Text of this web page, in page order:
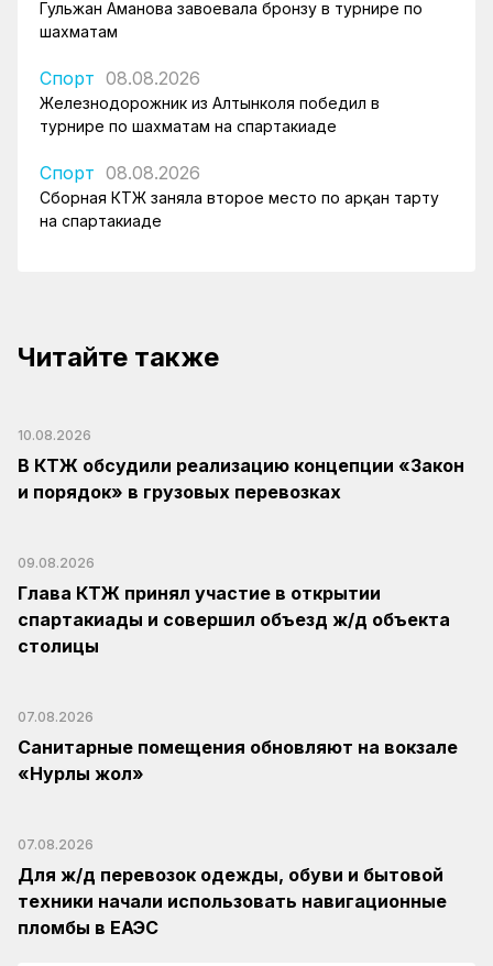
Гульжан Аманова завоевала бронзу в турнире по
шахматам
Спорт 08.08.2026
Железнодорожник из Алтынколя победил в
турнире по шахматам на спартакиаде
Спорт 08.08.2026
Сборная КТЖ заняла второе место по арқан тарту
на спартакиаде
Читайте также
10.08.2026
В КТЖ обсудили реализацию концепции «Закон
и порядок» в грузовых перевозках
09.08.2026
Глава КТЖ принял участие в открытии
спартакиады и совершил объезд ж/д объекта
столицы
07.08.2026
Санитарные помещения обновляют на вокзале
«Нурлы жол»
07.08.2026
Для ж/д перевозок одежды, обуви и бытовой
техники начали использовать навигационные
пломбы в ЕАЭС